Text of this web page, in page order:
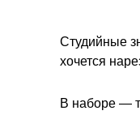
Студийные
хочется
В наборе —